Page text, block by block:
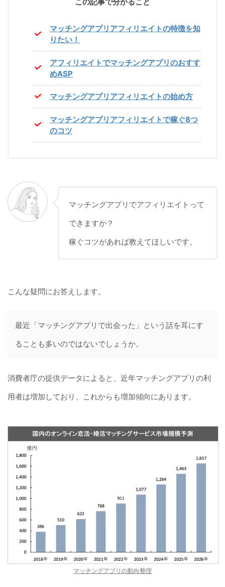
この記事で分かること
マッチングアプリアフィリエイトの特徴を知
りたい！
アフィリエイトでマッチングアプリのおすす
めASP
マッチングアプリアフィリエイトの始め方
マッチングアプリアフィリエイトで稼ぐ8つ
のコツ
マッチングアプリでアフィリエイトって
できますか？
稼ぐコツがあれば教えてほしいです。
こんな疑問にお答えします。
最近「マッチングアプリで出会った」という話を耳にす
ることも多いのではないでしょうか。
消費者庁の提供データによると、近年マッチングアプリの利
用者は増加しており、これからも増加傾向にあります。
マッチングアプリの動向整理